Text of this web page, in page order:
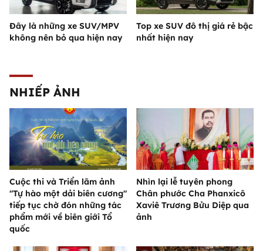
Đây là những xe SUV/MPV
không nên bỏ qua hiện nay
Top xe SUV đô thị giá rẻ bậc
nhất hiện nay
NHIẾP ẢNH
Cuộc thi và Triển lãm ảnh
"Tự hào một dải biên cương"
tiếp tục chờ đón những tác
phẩm mới về biên giới Tổ
quốc
Nhìn lại lễ tuyên phong
Chân phước Cha Phanxicô
Xaviê Trương Bửu Diệp qua
ảnh